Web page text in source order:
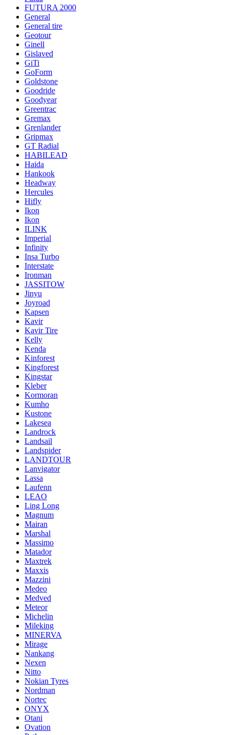
FUTURA 2000
General
General tire
Geotour
Ginell
Gislaved
GiTi
GoForm
Goldstone
Goodride
Goodyear
Greentrac
Gremax
Grenlander
Gripmax
GT Radial
HABILEAD
Haida
Hankook
Headway
Hercules
Hifly
Ikon
Ikon
ILINK
Imperial
Infinity
Insa Turbo
Interstate
Ironman
JASSITOW
Jinyu
Joyroad
Kapsen
Kavir
Kavir Tire
Kelly
Kenda
Kinforest
Kingforest
Kingstar
Kleber
Kormoran
Kumho
Kustone
Lakesea
Landrock
Landsail
Landspider
LANDTOUR
Lanvigator
Lassa
Laufenn
LEAO
Ling Long
Magnum
Mairan
Marshal
Massimo
Matador
Maxtrek
Maxxis
Mazzini
Medeo
Medved
Meteor
Michelin
Mileking
MINERVA
Mirage
Nankang
Nexen
Nitto
Nokian Tyres
Nordman
Nortec
ONYX
Otani
Ovation